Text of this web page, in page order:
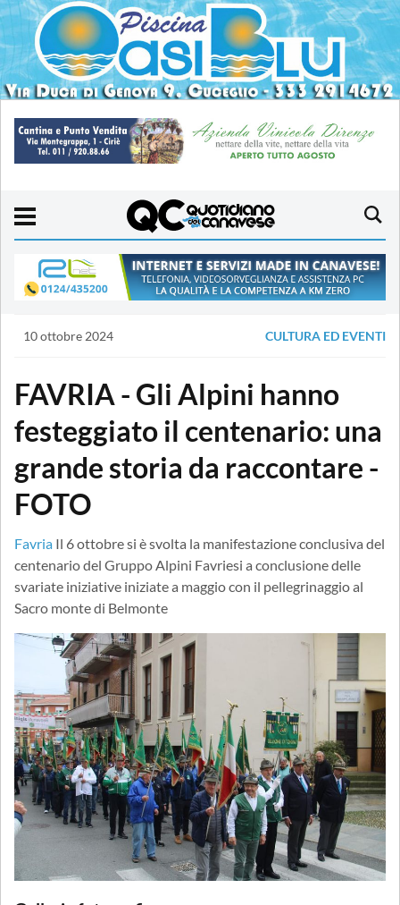
10 ottobre 2024 CULTURA ED EVENTI
FAVRIA - Gli Alpini hanno
festeggiato il centenario: una
grande storia da raccontare -
FOTO
Favria Il 6 ottobre si è svolta la manifestazione conclusiva del
centenario del Gruppo Alpini Favriesi a conclusione delle
svariate iniziative iniziate a maggio con il pellegrinaggio al
Sacro monte di Belmonte